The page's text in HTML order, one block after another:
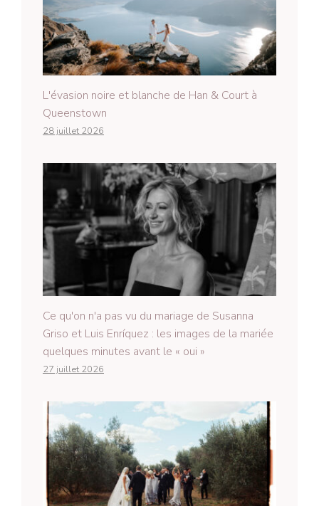
L'évasion noire et blanche de Han & Court à
Queenstown
28 juillet 2026
Ce qu'on n'a pas vu du mariage de Susanna
Griso et Luis Enríquez : les images de la mariée
quelques minutes avant le « oui »
27 juillet 2026